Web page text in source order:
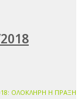
ΟΛΟΚΛΗΡΗ Η ΠΡΑΞΗ